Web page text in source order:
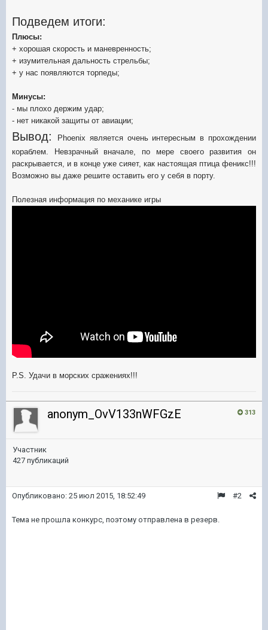
Подведем итоги:
Плюсы:
+ хорошая скорость и маневренность;
+ изумительная дальность стрельбы;
+ у нас появляются торпеды;
Минусы:
- мы плохо держим удар;
- нет никакой защиты от авиации;
Вывод:
Phoenix является очень интересным в прохождении
кораблем. Невзрачный вначале, по мере своего развития он
раскрывается, и в конце уже сияет, как настоящая птица феникс!!!
Возможно вы даже решите оставить его у себя в порту.
Полезная информация по механике игры
P.S. Удачи в морских сражениях!!!
313
anonym_OvV133nWFGzE
Участник
427 публикаций
#2
Опубликовано: 25 июл 2015, 18:52:49
Тема не прошла конкурс, поэтому отправлена в резерв.